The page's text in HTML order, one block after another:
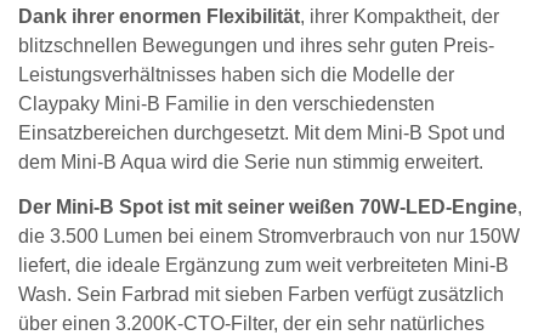
Dank ihrer enormen Flexibilität, ihrer Kompaktheit, der
blitzschnellen Bewegungen und ihres sehr guten Preis-
Leistungsverhältnisses haben sich die Modelle der
Claypaky Mini-B Familie in den verschiedensten
Einsatzbereichen durchgesetzt. Mit dem Mini-B Spot und
dem Mini-B Aqua wird die Serie nun stimmig erweitert.
Der Mini-B Spot ist mit seiner weißen 70W-LED-Engine,
die 3.500 Lumen bei einem Stromverbrauch von nur 150W
liefert, die ideale Ergänzung zum weit verbreiteten Mini-B
Wash. Sein Farbrad mit sieben Farben verfügt zusätzlich
über einen 3.200K-CTO-Filter, der ein sehr natürliches